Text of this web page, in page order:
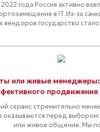
года Россия активно
в IT. Из-за
вендоров государство
или живые
продвижения
сервис стремительно
оказываются перед
или живое общение. Мы